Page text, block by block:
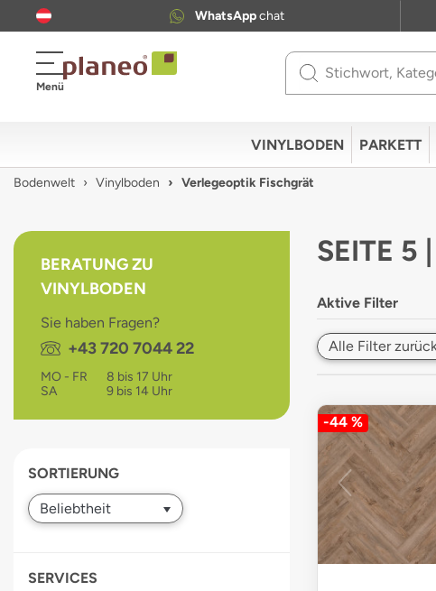
WhatsAppchat
Menü
Use
down
to
Press
selected
search
Touch
devices
users
use
touch
swipe
gestures.
VINYLBODEN PARKETT
Bodenwelt Vinylboden Verlegeoptik Fischgrät
BERATUNG ZU
VINYLBODEN
Sie haben Fragen?
Telefon:
+43 720 7044 22
MO - FR
8 bis 17 Uhr
SA
9 bis 14 Uhr
SORTIERUNG
SERVICES
SEITE 5
Aktive Filter
Alle Filter
-44 %